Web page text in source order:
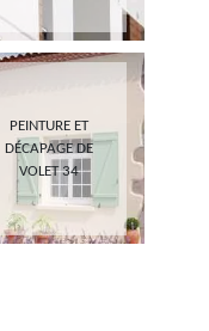
PEINTURE ET
DÉCAPAGE DE
VOLET 34